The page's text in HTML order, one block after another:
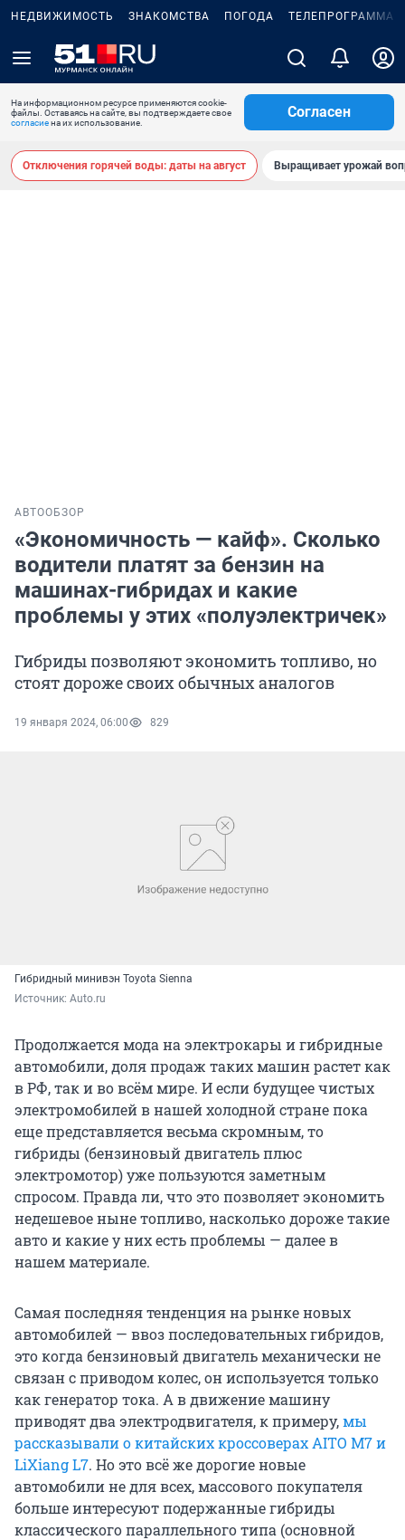
НЕДВИЖИМОСТЬ ЗНАКОМСТВА ПОГОДА ТЕЛЕПРОГРАММА
На информационном ресурсе применяются cookie-
файлы. Оставаясь на сайте, вы подтверждаете свое
согласиена их использование.
Согласен
Отключения горячей воды: даты на август Выращивает урожай
АВТООБЗОР
«Экономичность — кайф». Сколько
водители платят за бензин на
машинах-гибридах и какие
проблемы у этих «полуэлектричек»
Гибриды позволяют экономить топливо, но
стоят дороже своих обычных аналогов
19 января 2024, 06:00 829
Гибридный минивэн Toyota Sienna
Источник: Auto.ru
Продолжается мода на электрокары и гибридные
автомобили, доля продаж таких машин растет как
в РФ, так и во всём мире. И если будущее чистых
электромобилей в нашей холодной стране пока
еще представляется весьма скромным, то
гибриды (бензиновый двигатель плюс
электромотор) уже пользуются заметным
спросом. Правда ли, что это позволяет экономить
недешевое ныне топливо, насколько дороже такие
авто и какие у них есть проблемы — далее в
нашем материале.
Самая последняя тенденция на рынке новых
автомобилей — ввоз последовательных гибридов,
это когда бензиновый двигатель механически не
связан с приводом колес, он используется только
как генератор тока. А в движение машину
приводят два электродвигателя, к примеру,мы
рассказывали о китайских кроссоверах AITO M7 и
LiXiang L7. Но это всё же дорогие новые
автомобили не для всех, массового покупателя
больше интересуют подержанные гибриды
классического параллельного типа (основной